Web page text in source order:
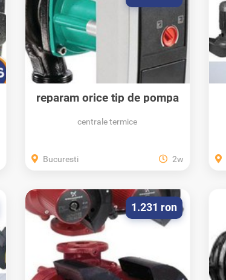
reparam orice tip de pompa
centrale termice
Bucuresti 2w
1.231 ron